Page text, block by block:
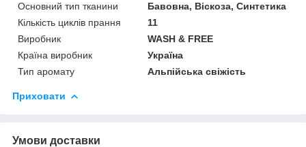
Основний тип тканини
Бавовна, Віскоза, Синтетика
Кількість циклів прання
11
Виробник
WASH & FREE
Країна виробник
Україна
Тип аромату
Альпійська свіжість
Приховати
Умови доставки